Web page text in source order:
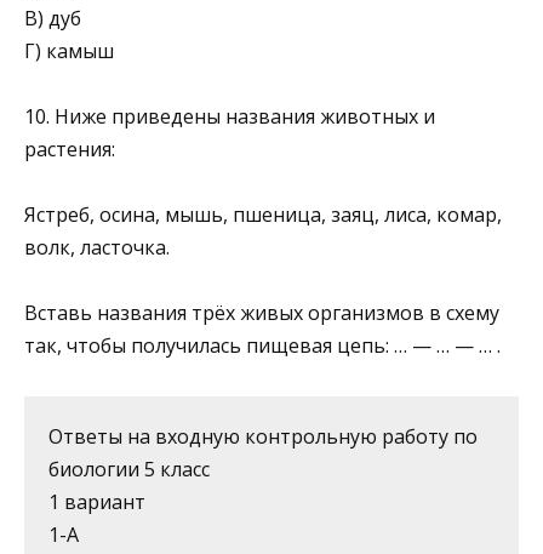
В) дуб
Г) камыш
10. Ниже приведены названия животных и
растения:
Ястреб, осина, мышь, пшеница, заяц, лиса, комар,
волк, ласточка.
Вставь названия трёх живых организмов в схему
так, чтобы получилась пищевая цепь: … — … — … .
Ответы на входную контрольную работу по
биологии 5 класс
1 вариант
1-А